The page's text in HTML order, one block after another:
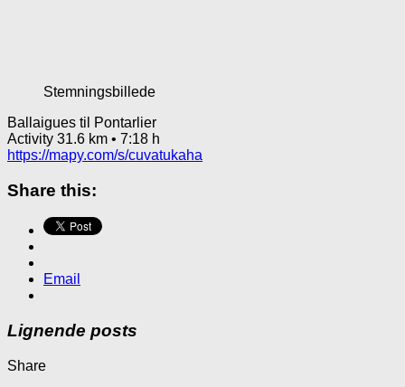
Stemningsbillede
Ballaigues til Pontarlier
Activity 31.6 km • 7:18 h
https://mapy.com/s/cuvatukaha
Share this:
Email
Lignende posts
Share